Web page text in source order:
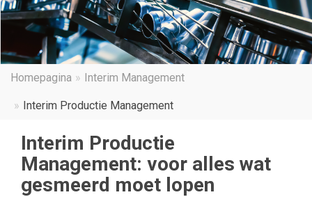
Homepagina Interim Management
Interim Productie Management
Interim Productie
Management: voor alles wat
gesmeerd moet lopen